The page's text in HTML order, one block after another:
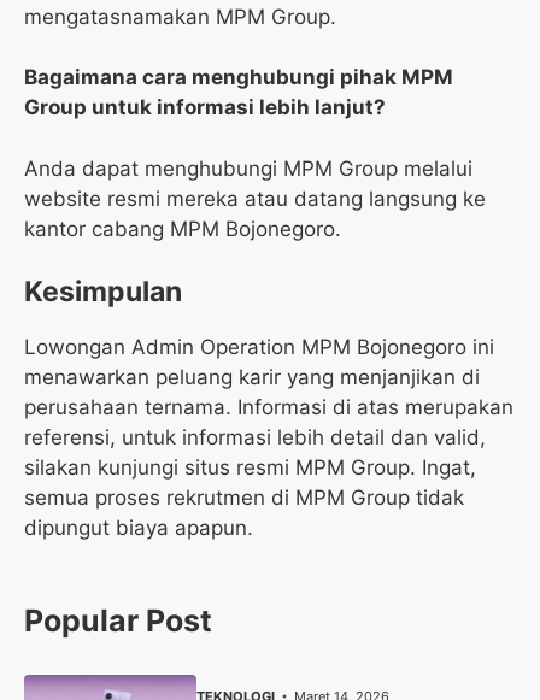
mengatasnamakan MPM Group.
Bagaimana cara menghubungi pihak MPM
Group untuk informasi lebih lanjut?
Anda dapat menghubungi MPM Group melalui
website resmi mereka atau datang langsung ke
kantor cabang MPM Bojonegoro.
Kesimpulan
Lowongan Admin Operation MPM Bojonegoro ini
menawarkan peluang karir yang menjanjikan di
perusahaan ternama. Informasi di atas merupakan
referensi, untuk informasi lebih detail dan valid,
silakan kunjungi situs resmi MPM Group. Ingat,
semua proses rekrutmen di MPM Group tidak
dipungut biaya apapun.
Popular Post
TEKNOLOGI Maret 14, 2026